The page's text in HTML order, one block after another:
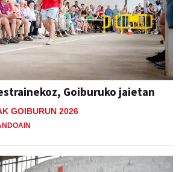
Goiburuko jaietan
GOIBURUN 2026